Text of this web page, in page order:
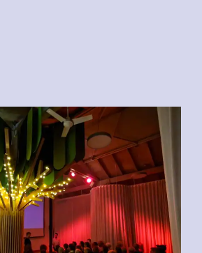
24.10.2025